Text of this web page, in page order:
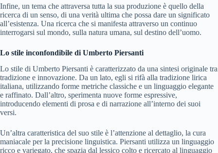
Infine, un tema che attraversa tutta la sua produzione è quello della
ricerca di un senso, di una verità ultima che possa dare un significato
all’esistenza. Una ricerca che si manifesta attraverso un continuo
interrogarsi sul mondo, sulla natura umana, sul destino dell’uomo.
Lo stile inconfondibile di Umberto Piersanti
Lo stile di Umberto Piersanti è caratterizzato da una sintesi originale tra
tradizione e innovazione. Da un lato, egli si rifà alla tradizione lirica
italiana, utilizzando forme metriche classiche e un linguaggio elegante
e raffinato. Dall’altro, sperimenta nuove forme espressive,
introducendo elementi di prosa e di narrazione all’interno dei suoi
versi.
Un’altra caratteristica del suo stile è l’attenzione al dettaglio, la cura
maniacale per la precisione linguistica. Piersanti utilizza un linguaggio
ricco e variegato, che spazia dal lessico colto e ricercato al linguaggio